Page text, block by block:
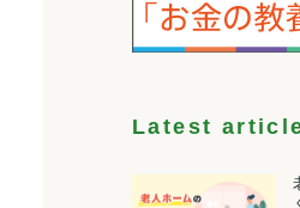
Latest